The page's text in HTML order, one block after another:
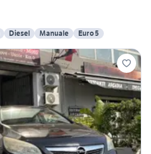
Diesel Manuale Euro 5